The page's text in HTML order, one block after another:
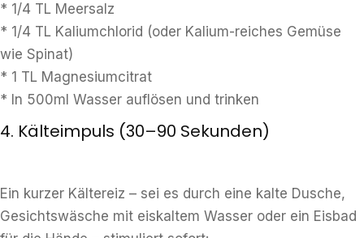
* 1/4 TL Meersalz
* 1/4 TL Kaliumchlorid (oder Kalium-reiches Gemüse
wie Spinat)
* 1 TL Magnesiumcitrat
* In 500ml Wasser auflösen und trinken
4. Kälteimpuls (30–90 Sekunden)
Ein kurzer Kältereiz – sei es durch eine kalte Dusche,
Gesichtswäsche mit eiskaltem Wasser oder ein Eisbad